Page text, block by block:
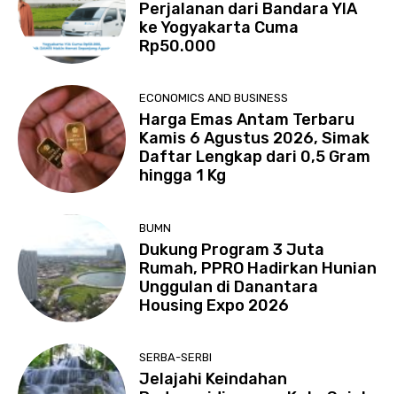
Perjalanan dari Bandara YIA
ke Yogyakarta Cuma
Rp50.000
ECONOMICS AND BUSINESS
Harga Emas Antam Terbaru
Kamis 6 Agustus 2026, Simak
Daftar Lengkap dari 0,5 Gram
hingga 1 Kg
BUMN
Dukung Program 3 Juta
Rumah, PPRO Hadirkan Hunian
Unggulan di Danantara
Housing Expo 2026
SERBA-SERBI
Jelajahi Keindahan